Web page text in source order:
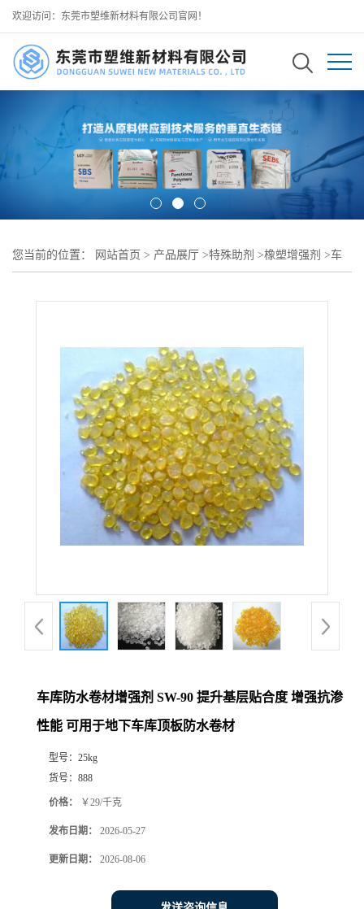
欢迎访问：东莞市塑维新材料有限公司官网！
您当前的位置： 网站首页 > 产品展厅 >特殊助剂 >橡塑增强剂 >车
车库防水卷材增强剂 SW-90 提升基层贴合度 增强抗渗
性能 可用于地下车库顶板防水卷材
型号： 25kg
货号： 888
价格： ￥29/千克
发布日期： 2026-05-27
更新日期： 2026-08-06